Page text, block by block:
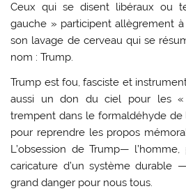
Ceux qui se disent libéraux ou
gauche » participent allègrement
son lavage de cerveau qui se
nom : Trump.
Trump est fou, fasciste et
aussi un don du ciel pour les «
trempent dans le formaldéhyde de
pour reprendre les propos
L’obsession de Trump—
caricature d’un système durable
grand danger pour nous tous.